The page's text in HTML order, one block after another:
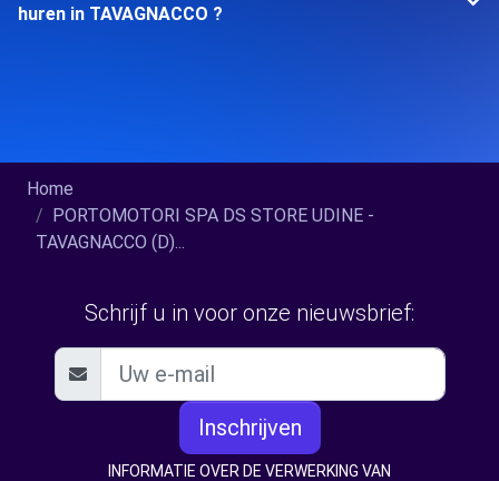
huren in TAVAGNACCO ?
Home
PORTOMOTORI SPA DS STORE UDINE -
TAVAGNACCO (D)...
Schrijf u in voor onze nieuwsbrief:
Inschrijven
INFORMATIE OVER DE VERWERKING VAN